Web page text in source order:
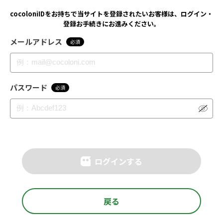
cocoloniIDをお持ちで当サイトを登録されたいお客様は、ログイン・
登録お手続きにお進みください。
メールアドレス 必須
パスワード 必須
ログインする
戻る